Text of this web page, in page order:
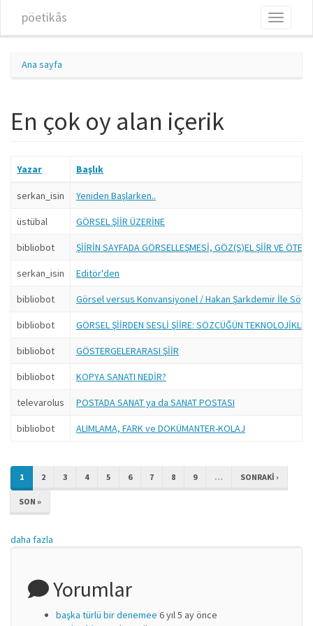
pöetikâs
Toggle
Ana sayfa
En çok oy alan içerik
Yazar Başlık
serkan_isin Yeniden Başlarken..
üstübal GÖRSEL ŞİİR ÜZERİNE
bibliobot ŞİİRİN SAYFADA GÖRSELLEŞMESİ, GÖZ(S)EL ŞİİR VE ÖTESİ
serkan_isin Editör'den
bibliobot Görsel versus Konvansiyonel / Hakan Şarkdemir İle
bibliobot GÖRSEL ŞİİRDEN SESLİ ŞİİRE: SÖZCÜĞÜN
bibliobot GÖSTERGELERARASI ŞİİR
bibliobot KOPYA SANATI NEDİR?
televarolus POSTADA SANAT ya da SANAT POSTASI
bibliobot ALIMLAMA, FARK ve DOKÜMANTER-KOLAJ
1 2 3 4 5 6 7 8 9 … SONRAKI ›
SON »
daha fazla
Yorumlar
başka türlü bir denemee 6 yıl 5 ay önce